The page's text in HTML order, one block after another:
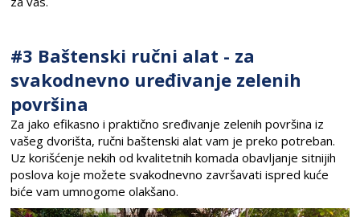
#3 Baštenski ručni alat - za
svakodnevno uređivanje zelenih
površina
Za jako efikasno i praktično sređivanje zelenih površina iz
vašeg dvorišta, ručni baštenski alat vam je preko potreban.
Uz korišćenje nekih od kvalitetnih komada obavljanje sitnijih
poslova koje možete svakodnevno završavati ispred kuće
biće vam umnogome olakšano.